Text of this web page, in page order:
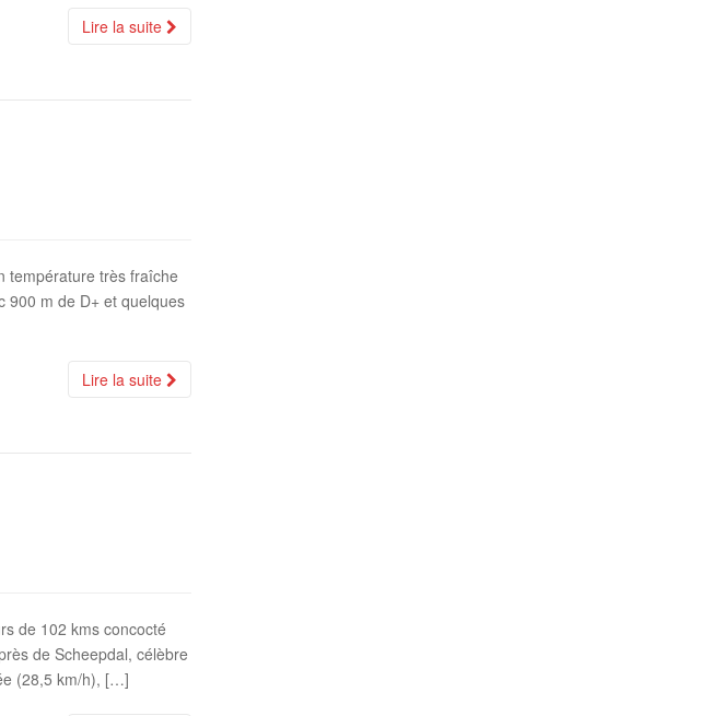
Lire la suite
température très fraîche
900 m de D+ et quelques
Lire la suite
de 102 kms concocté
de Scheepdal, célèbre
(28,5 km/h), […]